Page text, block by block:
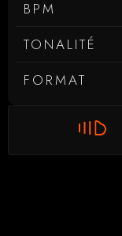
BPM
TONALITÉ
FORMAT